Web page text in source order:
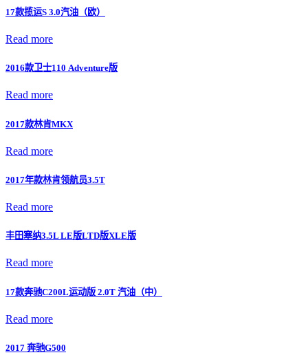
17款揽运S 3.0汽油（欧）
Read more
2016款卫士110 Adventure版
Read more
2017款林肯MKX
Read more
2017年款林肯领航员3.5T
Read more
丰田塞纳3.5L LE版LTD版XLE版
Read more
17款奔驰C200L运动版 2.0T 汽油（中）
Read more
2017 奔驰G500